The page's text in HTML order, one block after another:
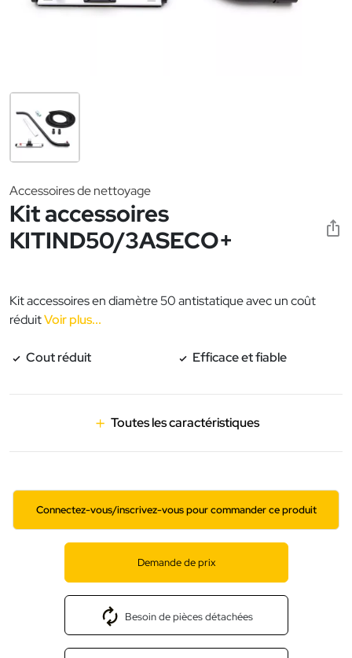
Accessoires de nettoyage
Kit accessoires
KITIND50/3ASECO+
Kit accessoires en diamètre 50 antistatique avec un coût
réduitVoir plus...
Cout réduit Efficace et fiable
Toutes les caractéristiques
Connectez-vous/inscrivez-vous pour commander ce produit
Demande de prix
Besoin de pièces détachées